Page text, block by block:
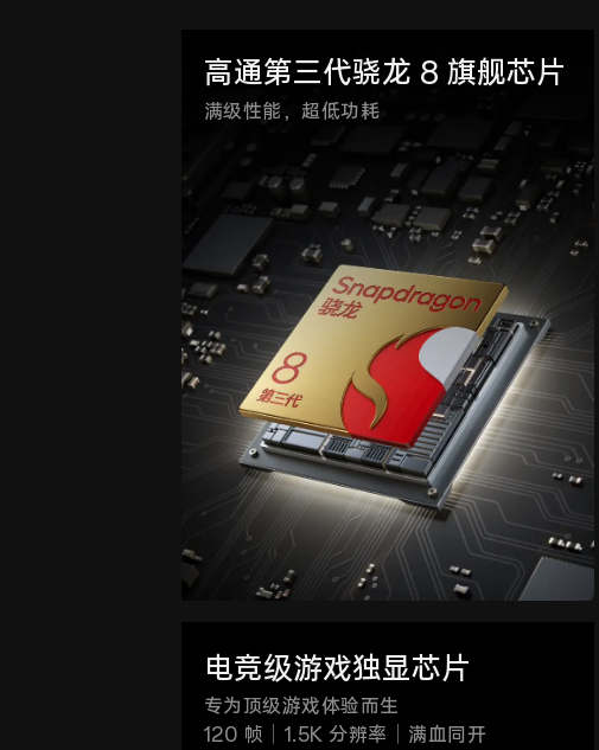
高通第三代骁龙 8 旗舰芯片
满级性能，超低功耗
电竞级游戏独显芯片
专为顶级游戏体验而生
120 帧｜1.5K 分辨率｜满血同开